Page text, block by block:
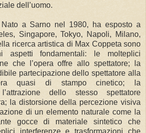
dell’uomo.
a Sarno nel 1980, ha esposto a
Singapore, Tokyo, Napoli, Milano,
ricerca artistica di Max Coppeta sono
aspetti fondamentali: le molteplici
che l’opera offre allo spettatore; la
partecipazione dello spettatore alla
quasi di stampo cinetico; la
dello stesso spettatore
la distorsione della percezione visiva
di un elemento naturale come la
gocce di materiale sintetico che
interferenze e trasformazioni che